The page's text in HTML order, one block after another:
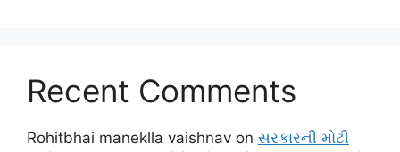
Recent Comments
Rohitbhai maneklla vaishnav on સરકારની મોટી